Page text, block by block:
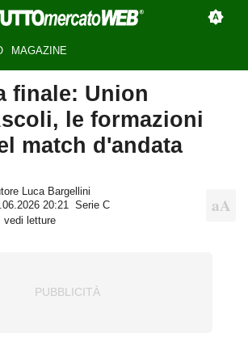
MAGAZINE
finale: Union
le formazioni
match d'andata
Luca Bargellini
20:21
Serie C
vedi letture